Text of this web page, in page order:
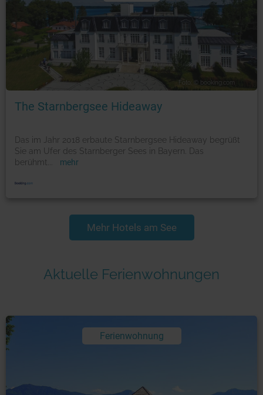
Foto: © booking.com
The Starnbergsee Hideaway
Das im Jahr 2018 erbaute Starnbergsee Hideaway begrüßt
Sie am Ufer des Starnberger Sees in Bayern. Das
berühmt
mehr
Mehr Hotels am See
Aktuelle Ferienwohnungen
Ferienwohnung